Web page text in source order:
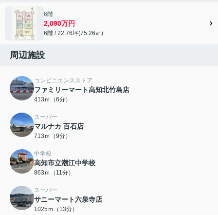
6階
2,090万円
6階 / 22.76坪(75.26㎡)
周辺施設
コンビニエンスストア
ファミリーマート高知北竹島店
413ｍ（6分）
スーパー
マルナカ 百石店
713ｍ（9分）
中学校
高知市立潮江中学校
863ｍ（11分）
スーパー
サニーマート六泉寺店
1025ｍ（13分）